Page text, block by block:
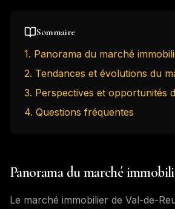
Sommaire
1. Panorama du marché
2. Tendances et évolutions du
3. Perspectives et opportunités
4. Questions fréquentes
Panorama du marché
Le marché immobilier de Val-de-